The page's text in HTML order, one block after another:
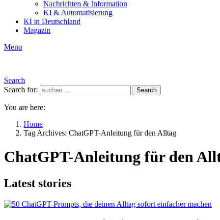
Nachrichten & Information
KI & Automatisierung
KI in Deutschland
Magazin
Menu
Search
Search for:
Search
You are here:
Home
Tag Archives: ChatGPT-Anleitung für den Alltag
ChatGPT-Anleitung für den
Latest stories